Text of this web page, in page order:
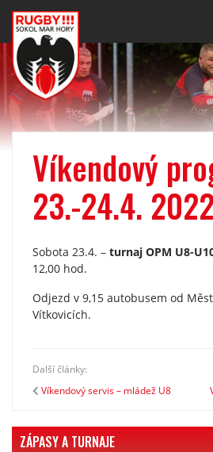
Víkendový
23.-24.4. 2022
Sobota 23.4. – turnaj OPM U8-
12,00 hod.
Odjezd v 9,15 autobusem od
Vítkovicích.
Další články:
Víkendový servis – mládež U8
ZÁPASY A TURNAJE